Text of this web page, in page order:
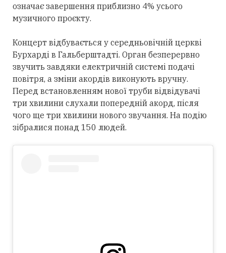
означає завершення приблизно 4% усього
музичного проєкту.
Концерт відбувається у середньовічній церкві
Бурхарді в Гальберштадті. Орган безперервно
звучить завдяки електричній системі подачі
повітря, а зміни акордів виконують вручну.
Перед встановленням нової труби відвідувачі
три хвилини слухали попередній акорд, після
чого ще три хвилини нового звучання. На подію
зібралися понад 150 людей.